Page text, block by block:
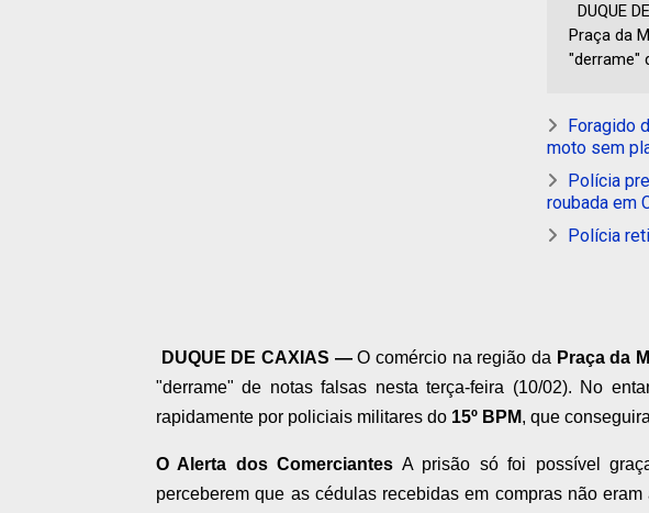
DUQUE
Praça da
"derrame"
Foragido
moto sem
Polícia
roubada em
Polícia
DUQUE DE CAXIAS —O comércio na região da Praça da
"derrame" de notas falsas nesta terça-feira (10/02). No
rapidamente por policiais militares do 15º BPM, que
O Alerta dos Comerciantes A prisão só foi possível
perceberem que as cédulas recebidas em compras não